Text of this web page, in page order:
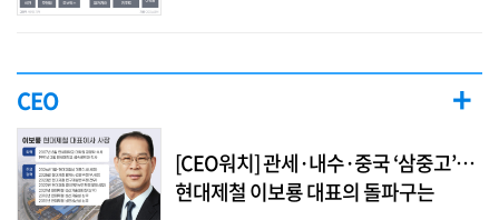
CEO +
[CEO워치] 관세·내수·중국 ‘삼중고’…
현대제철 이보룡 대표의 돌파구는